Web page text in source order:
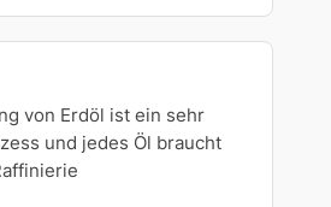
von Erdöl ist ein sehr
und jedes Öl braucht